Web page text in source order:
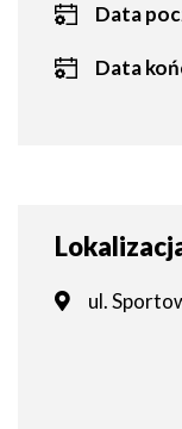
Data
Data
ul.